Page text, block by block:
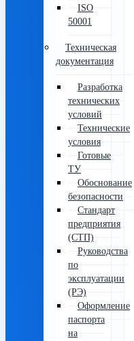
ISO
50001
Техническая
документация
Разработка
технических
условий
Технические
условия
Готовые
ТУ
Обоснование
безопасности
Стандарт
предприятия
(СТП)
Руководства
по
эксплуатации
(РЭ)
Оформление
паспорта
на